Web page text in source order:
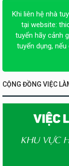
Khi liên hệ nhà
tại website:
tuyển hãy cảnh
tuyển dụng,
CỘNG ĐỒNG VIỆC